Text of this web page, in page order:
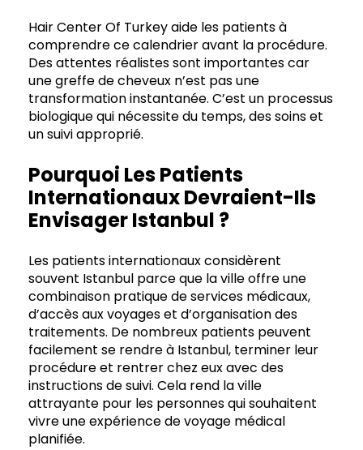
Hair Center Of Turkey aide les patients à
comprendre ce calendrier avant la procédure.
Des attentes réalistes sont importantes car
une greffe de cheveux n’est pas une
transformation instantanée. C’est un processus
biologique qui nécessite du temps, des soins et
un suivi approprié.
Pourquoi Les Patients
Internationaux Devraient-Ils
Envisager Istanbul ?
Les patients internationaux considèrent
souvent Istanbul parce que la ville offre une
combinaison pratique de services médicaux,
d’accès aux voyages et d’organisation des
traitements. De nombreux patients peuvent
facilement se rendre à Istanbul, terminer leur
procédure et rentrer chez eux avec des
instructions de suivi. Cela rend la ville
attrayante pour les personnes qui souhaitent
vivre une expérience de voyage médical
planifiée.